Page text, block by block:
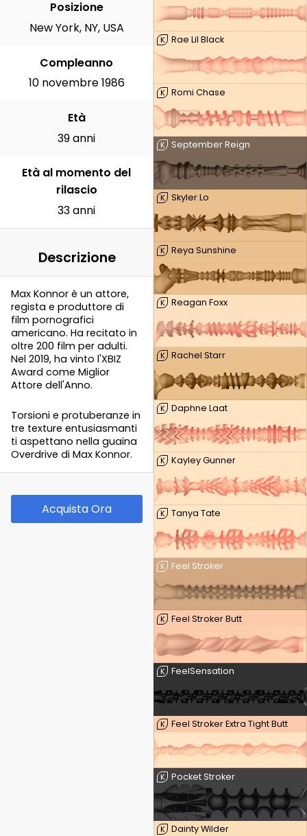
K Rae Lil Black
K Romi Chase
K September Reign
K Skyler Lo
K Reya Sunshine
K Reagan Foxx
K Rachel Starr
K Daphne Laat
K Kayley Gunner
K Tanya Tate
K Feel Stroker
K Feel Stroker Butt
K FeelSensation
K Feel Stroker Extra Tight Butt
K Pocket Stroker
K Dainty Wilder
Posizione
New York, NY, USA
Compleanno
10 novembre 1986
Età
39 anni
Età al momento del
rilascio
33 anni
Descrizione
Max Konnor è un attore,
regista e produttore di
film pornografici
americano. Ha recitato in
oltre 200 film per adulti.
Nel 2019, ha vinto l'XBIZ
Award come Miglior
Attore dell'Anno.
Torsioni e protuberanze in
tre texture entusiasmanti
ti aspettano nella guaina
Overdrive di Max Konnor.
Acquista Ora